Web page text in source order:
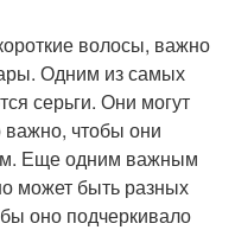
волосы, важно
Одним из самых
серьги. Они могут
чтобы они
Еще одним важным
может быть разных
оно подчеркивало